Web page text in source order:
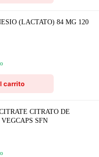
(LACTATO) 84 MG 120
carrito
CITRATO DE
SFN